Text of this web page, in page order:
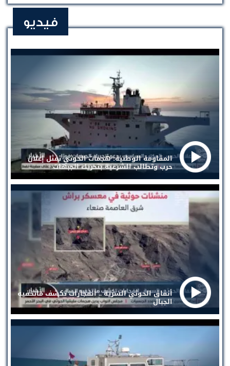
فيديو
المقاومة الوطنية: هجمات الحوثي تمثل إعلان
حرب وتطالب الشرعية بتحريك الجبهات
أنفاق الحوثي السرية .. انفجارات تكشف ماتخفيه
الجبال